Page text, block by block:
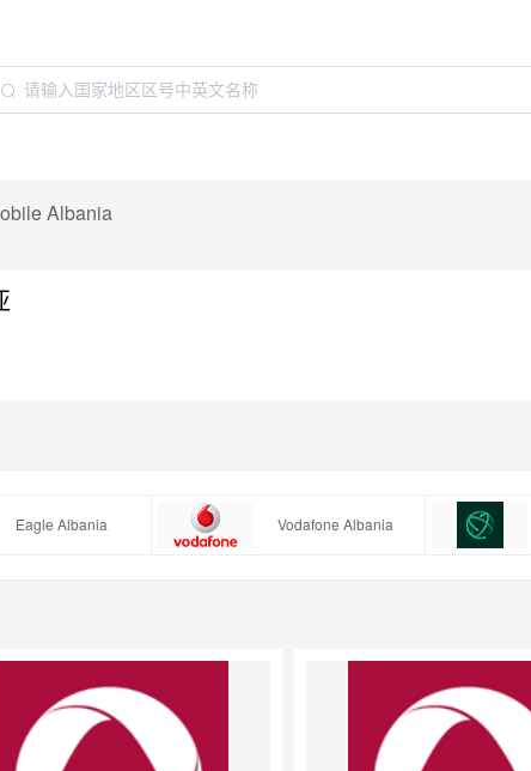
Albania
Eagle Albania Vodafone Albania